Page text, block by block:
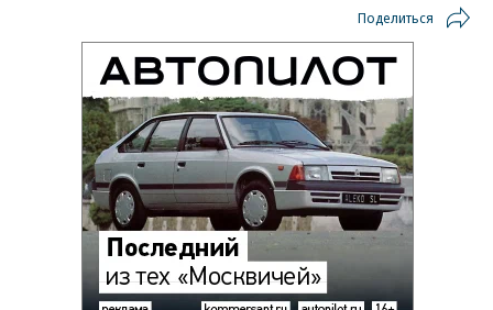
Поделиться